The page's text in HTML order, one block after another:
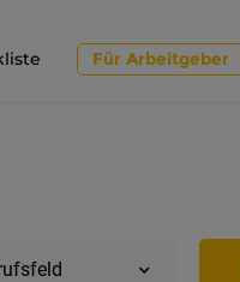
Für Arbeitgeber